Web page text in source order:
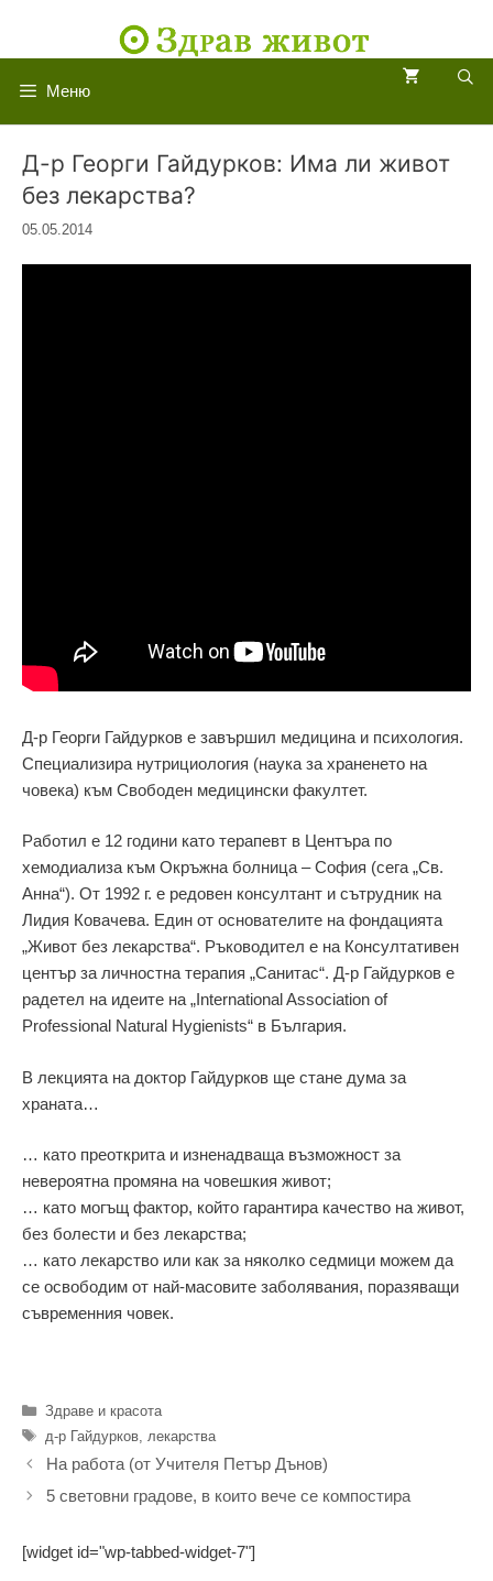
Меню
Д-р Георги Гайдурков: Има ли живот
без лекарства?
05.05.2014
Д-р Георги Гайдурков е завършил медицина и психология.
Специализира нутрициология (наука за храненето на
човека) към Свободен медицински факултет.
Работил е 12 години като терапевт в Центъра по
хемодиализа към Окръжна болница – София (сега „Св.
Анна“). От 1992 г. е редовен консултант и сътрудник на
Лидия Ковачева. Един от основателите на фондацията
„Живот без лекарства“. Ръководител е на Консултативен
център за личностна терапия „Санитас“. Д-р Гайдурков е
радетел на идеите на „International Association of
Professional Natural Hygienists“ в България.
В лекцията на доктор Гайдурков ще стане дума за
храната…
… като преоткрита и изненадваща възможност за
невероятна промяна на човешкия живот;
… като могъщ фактор, който гарантира качество на живот,
без болести и без лекарства;
… като лекарство или как за няколко седмици можем да
се освободим от най-масовите заболявания, поразяващи
съвременния човек.
Категории
Здраве и красота
Етикети
д-р Гайдурков, лекарства
На работа (от Учителя Петър Дънов)
5 световни градове, в които вече се компостира
[widget id="wp-tabbed-widget-7"]